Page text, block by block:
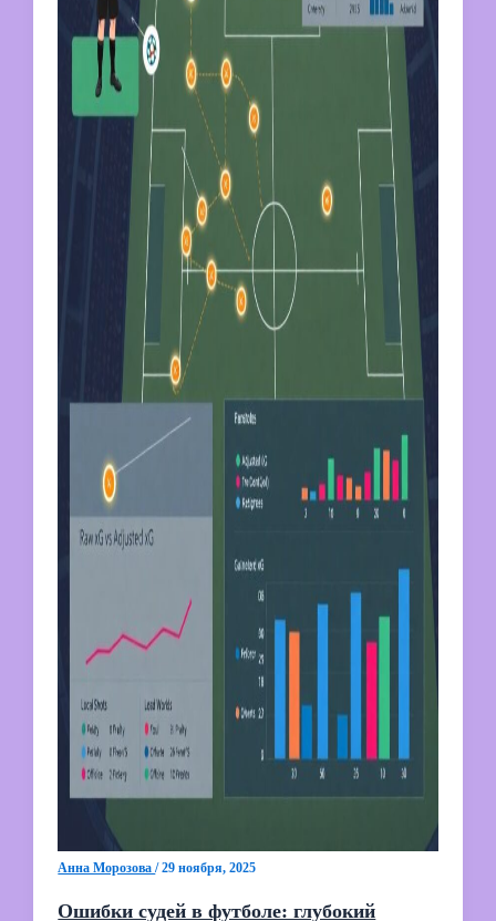
Анна Морозова/29 ноября, 2025
Ошибки судей в футболе: глубокий